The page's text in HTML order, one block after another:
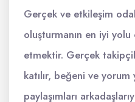
Gerçek ve etkileşim
oluşturmanın en iyi
etmektir. Gerçek
katılır, beğeni ve
paylaşımları